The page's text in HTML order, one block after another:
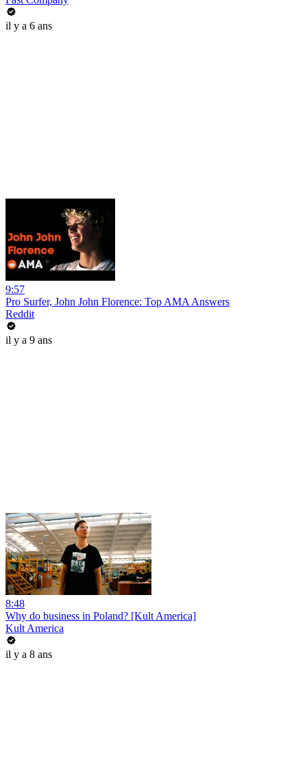
il y a 6 ans
9:57
Pro Surfer, John John Florence: Top AMA Answers
Reddit
il y a 9 ans
8:48
Why do business in Poland? [Kult America]
Kult America
il y a 8 ans